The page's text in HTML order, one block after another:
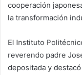
cooperación
la transformación
El Instituto
reverendo padre
depositada y